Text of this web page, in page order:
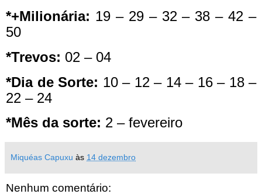
*+Milionária: 19 – 29 – 32 – 38 – 42 –
50
*Trevos: 02 – 04
*Dia de Sorte: 10 – 12 – 14 – 16 – 18 –
22 – 24
*Mês da sorte: 2 – fevereiro
Miquéas Capuxu às 14 dezembro
Nenhum comentário: